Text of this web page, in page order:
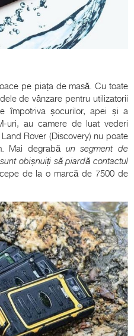
pe piața de masă. Cu toate
de vânzare pentru utilizatorii
împotriva șocurilor, apei și a
uri, au camere de luat vederi
Rover (Discovery) nu poate
Mai degrabă un segment de
obișnuiți să piardă contactul
de la o marcă de 7500 de